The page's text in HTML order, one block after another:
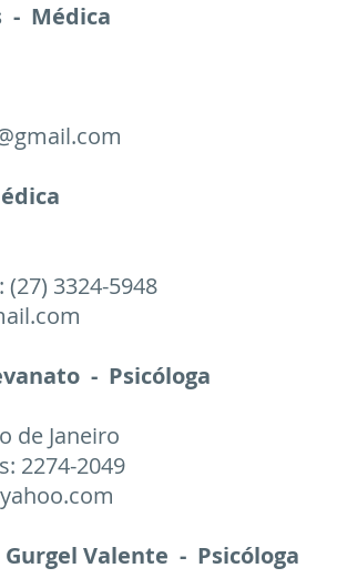
- Médica
(27) 3324-5948
- Psicóloga
de Janeiro
2274-2049
Valente - Psicóloga